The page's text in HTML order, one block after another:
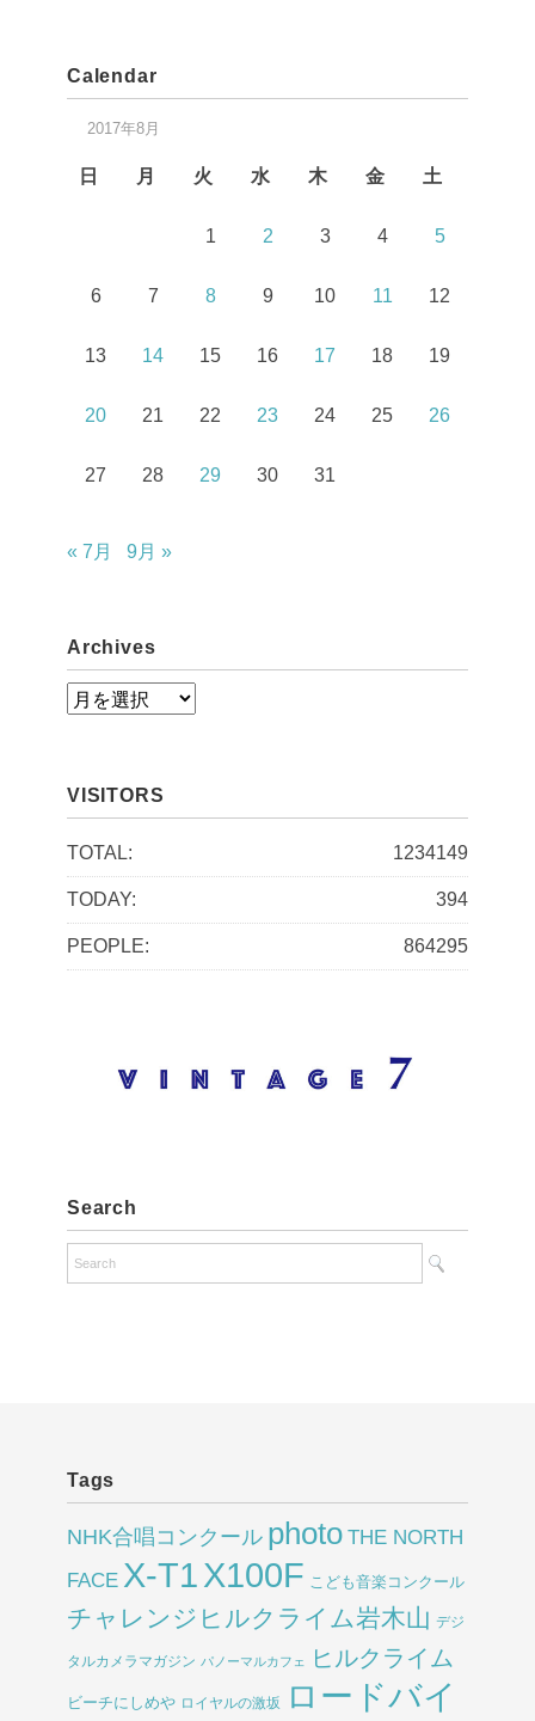
Calendar
2017年8月
日 月 火 水 木 金 土
1 2 3 4 5
6 7 8 9 10 11 12
13 14 15 16 17 18 19
20 21 22 23 24 25 26
27 28 29 30 31
« 7月 9月 »
Archives
A
h
i
v
s
VISITORS
1234149
TOTAL:
394
TODAY:
864295
PEOPLE:
Search
Tags
NHK合唱コンクール photo THE NORTH
FACE X-T1X100F こども音楽コンクール
チャレンジヒルクライム岩木山 デジ
タルカメラマガジン パノーマルカフェ ヒルクライム
ビーチにしめや ロイヤルの激坂
ロードバイ